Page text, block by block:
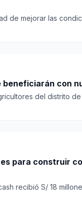
de mejorar las
con
del distrito
para construir
recibió S/ 18